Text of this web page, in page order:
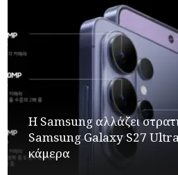
Η Samsung αλλάζει
Samsung Galaxy S27 Ultra
κάμερα